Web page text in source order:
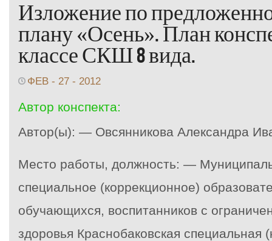
Изложение по
плану «Осень». План
классе СКШ 8 вида.
ФЕВ - 27 - 2012
Автор конспекта:
Автор(ы): — Овсянникова Александра
Место работы, должность: —
специальное (коррекционное)
обучающихся, воспитанников с
здоровья Краснобаковская специальная